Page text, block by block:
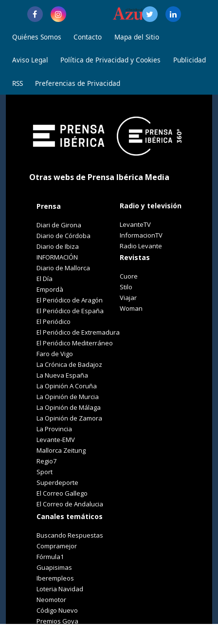
Quiénes Somos Contacto Mapa del Sitio
Aviso Legal Política de Privacidad y Cookies Publicidad
RSS Preferencias de Privacidad
Otras webs de Prensa Ibérica Media
Prensa
Diari de Girona
Diario de Córdoba
Diario de Ibiza
INFORMACIÓN
Diario de Mallorca
El Día
Empordà
El Periódico de Aragón
El Periódico de España
El Periódico
El Periódico de Extremadura
El Periódico Mediterráneo
Faro de Vigo
La Crónica de Badajoz
La Nueva España
La Opinión A Coruña
La Opinión de Murcia
La Opinión de Málaga
La Opinión de Zamora
La Provincia
Levante-EMV
Mallorca Zeitung
Regio7
Sport
Superdeporte
El Correo Gallego
El Correo de Andalucia
Canales temáticos
Buscando Respuestas
Compramejor
Fórmula1
Guapisimas
Iberempleos
Loteria Navidad
Neomotor
Código Nuevo
Premios Goya
Radio y televisión
LevanteTV
InformacionTV
Radio Levante
Revistas
Cuore
Stilo
Viajar
Woman